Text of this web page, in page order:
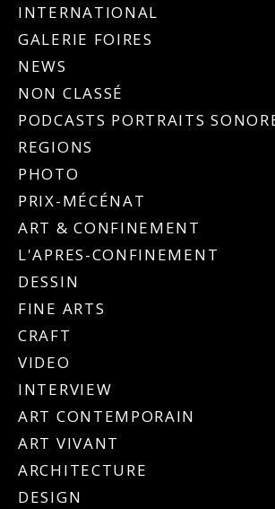
INTERNATIONAL
GALERIE FOIRES
NEWS
NON CLASSÉ
PODCASTS PORTRAITS
REGIONS
PHOTO
PRIX-MÉCÉNAT
ART & CONFINEMENT
L'APRES-CONFINEMENT
DESSIN
FINE ARTS
CRAFT
VIDEO
INTERVIEW
ART CONTEMPORAIN
ART VIVANT
ARCHITECTURE
DESIGN